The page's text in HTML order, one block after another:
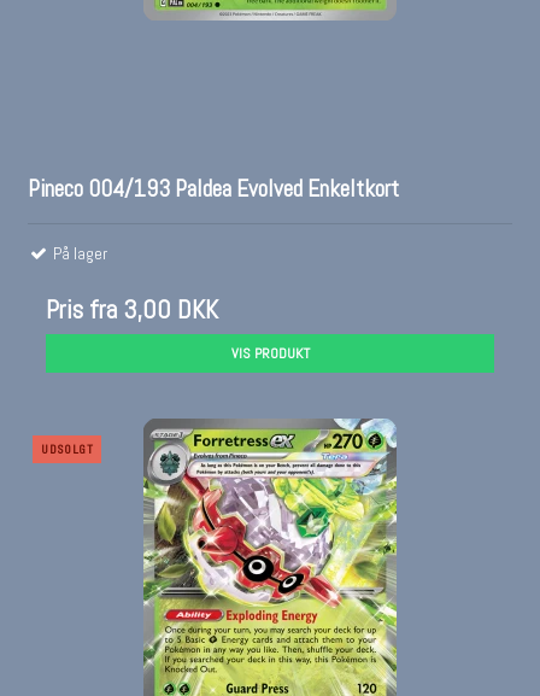
Pineco 004/193 Paldea Evolved Enkeltkort
På lager
Pris fra 3,00 DKK
VIS PRODUKT
UDSOLGT